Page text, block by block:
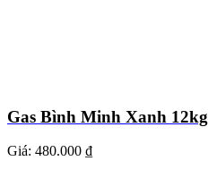
Gas Bình Minh Xanh 12kg
Giá: 480.000 ₫